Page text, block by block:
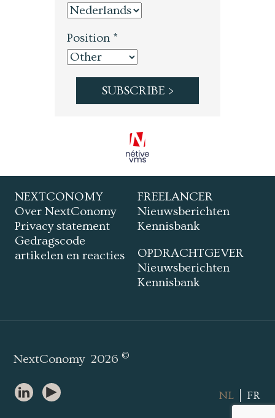
Position *
NEXTCONOMY
Over NextConomy
Privacy statement
Gedragscode
artikelen en reacties
FREELANCER
Nieuwsberichten
Kennisbank
OPDRACHTGEVER
Nieuwsberichten
Kennisbank
NextConomy 2026©
NL FR